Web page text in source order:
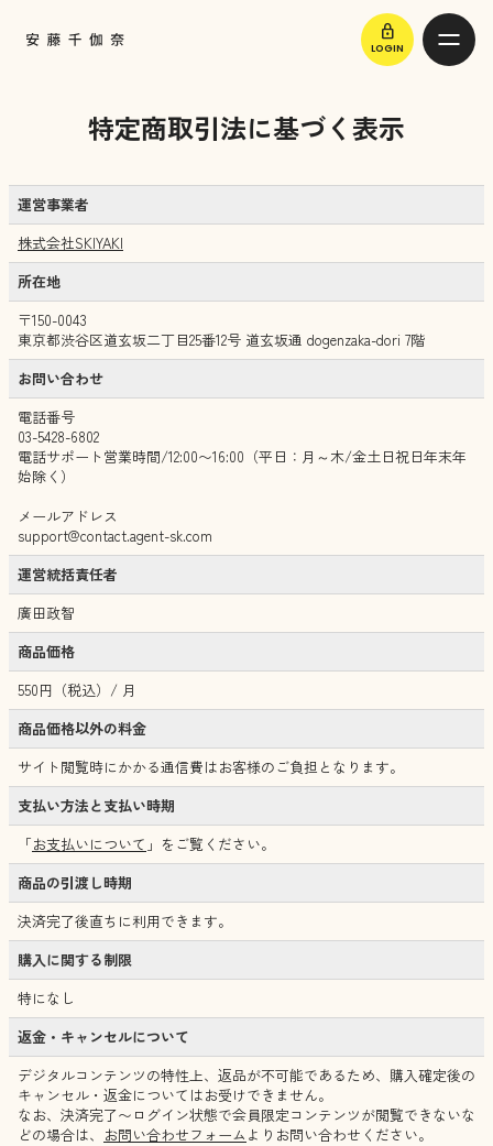
lock
LOGIN
特定商取引法に基づく表示
運営事業者
株式会社SKIYAKI
所在地
〒150-0043
東京都渋谷区道玄坂二丁目25番12号 道玄坂通 dogenzaka-dori 7階
お問い合わせ
電話番号
03-5428-6802
電話サポート営業時間/12:00〜16:00（平日：月～木/金土日祝日年末年
始除く）
メールアドレス
support@contact.agent-sk.com
運営統括責任者
廣田政智
商品価格
550円（税込）/ 月
商品価格以外の料金
サイト閲覧時にかかる通信費はお客様のご負担となります。
支払い方法と支払い時期
「お支払いについて 」をご覧ください。
商品の引渡し時期
決済完了後直ちに利用できます。
購入に関する制限
特になし
返金・キャンセルについて
デジタルコンテンツの特性上、返品が不可能であるため、購入確定後の
キャンセル・返金についてはお受けできません。
なお、決済完了〜ログイン状態で会員限定コンテンツが閲覧できないな
どの場合は、 お問い合わせフォーム よりお問い合わせください。